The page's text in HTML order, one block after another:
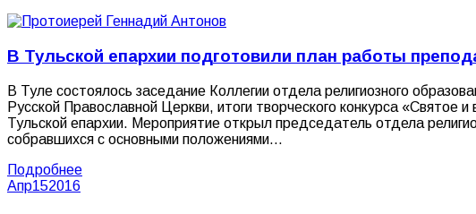
В Тульской епархии подготовили план работы
В Туле состоялось заседание Коллегии отдела религиозного
Русской Православной Церкви, итоги творческого конкурса
Тульской епархии. Мероприятие открыл председатель отдела
собравшихся с основными положениями…
Подробнее
Апр152016